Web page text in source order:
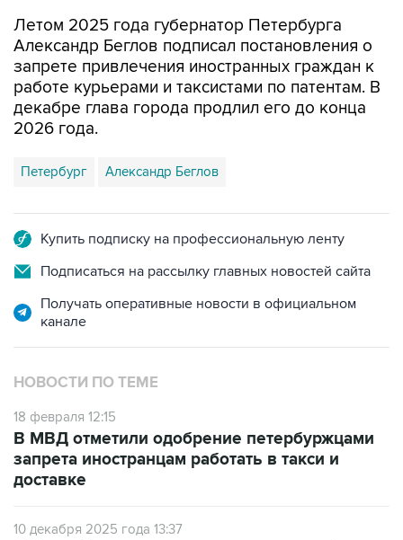
Летом 2025 года губернатор Петербурга
Александр Беглов подписал постановления о
запрете привлечения иностранных граждан к
работе курьерами и таксистами по патентам. В
декабре глава города продлил его до конца
2026 года.
Петербург Александр Беглов
Купить подписку на профессиональную ленту
Подписаться на рассылку главных новостей сайта
Получать оперативные новости в официальном
канале
НОВОСТИ ПО ТЕМЕ
18 февраля 12:15
В МВД отметили одобрение петербуржцами
запрета иностранцам работать в такси и
доставке
10 декабря 2025 года 13:37